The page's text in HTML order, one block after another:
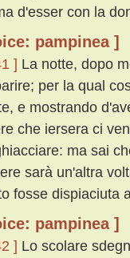
d'esser con la
pampinea ]
] La notte, dopo
per la qual
e mostrando
che iersera ci
ma sai
sarà un'altra
fosse dispiaciuta
pampinea ]
] Lo scolare